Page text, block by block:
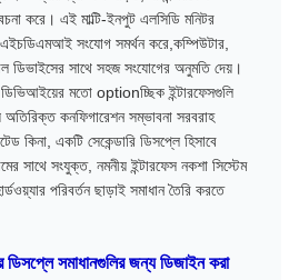
করে। এই মাল্টি-ইনপুট এলসিডি মনিটর
এইচডিএমআই সংযোগ সমর্থন করে,কম্পিউটার,
ডিভাইসের সাথে সহজ সংযোগের অনুমতি দেয়।
মতো optionচ্ছিক ইন্টারফেসগুলি
কনফিগারেশন সম্ভাবনা সরবরাহ
কিনা, একটি সেকেন্ডারি ডিসপ্লে হিসাবে
সাথে সংযুক্ত, নমনীয় ইন্টারফেস নকশা সিস্টেম
পরিবর্তন ছাড়াই সমাধান তৈরি করতে
ডিসপ্লে সমাধানগুলির জন্য ডিজাইন করা